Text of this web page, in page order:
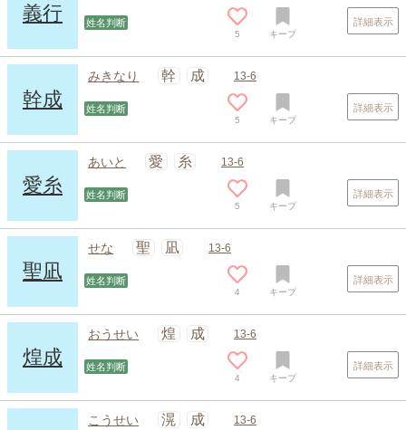
義行 姓名判断
5 キープ
詳細表示
幹成
みきなり 幹 成 13-6
姓名判断
5 キープ
詳細表示
愛糸
あいと 愛 糸 13-6
姓名判断
5 キープ
詳細表示
聖凪
せな 聖 凪 13-6
姓名判断
4 キープ
詳細表示
煌成
おうせい 煌 成 13-6
姓名判断
4 キープ
詳細表示
こうせい 滉 成 13-6